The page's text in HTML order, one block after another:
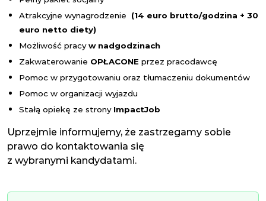
Atrakcyjne wynagrodzenie
(14 euro brutto/godzina + 30
euro netto diety)
Możliwość pracyw nadgodzinach
Zakwaterowanie OPŁACONE przez pracodawcę
Pomoc w przygotowaniu oraz tłumaczeniu dokumentów
Pomoc w organizacji wyjazdu
Stałą opiekę ze strony ImpactJob
Uprzejmie informujemy, że zastrzegamy sobie
prawo do kontaktowania się
z wybranymi kandydatami.